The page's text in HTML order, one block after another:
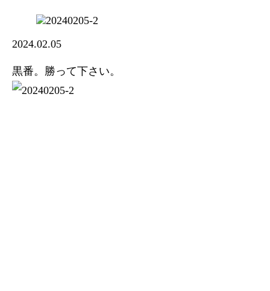
2024.02.05
黒番。勝って下さい。